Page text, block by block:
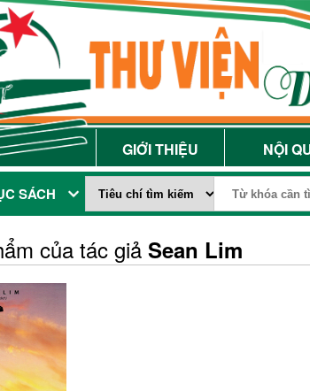
GIỚI THIỆU NỘI
SÁCH
của tác giả Sean Lim